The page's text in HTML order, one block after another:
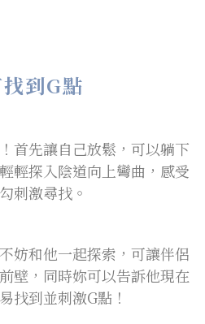
到G點
首先讓自己放鬆，可以躺下
輕探入陰道向上彎曲，感受
刺激尋找。
妨和他一起探索，可讓伴侶
壁，同時妳可以告訴他現在
找到並刺激G點！